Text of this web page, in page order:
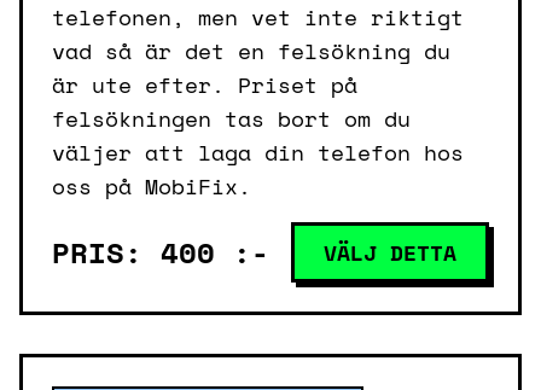
telefonen, men vet inte riktigt
vad så är det en felsökning du
är ute efter. Priset på
felsökningen tas bort om du
väljer att laga din telefon hos
oss på MobiFix.
PRIS: 400 :- VÄLJ DETTA